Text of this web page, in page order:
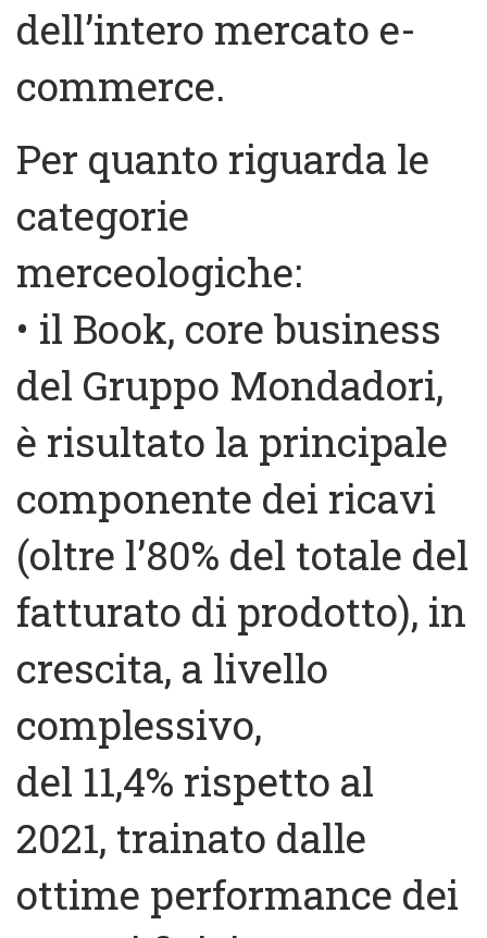
dell’intero mercato e-
commerce.
Per quanto riguarda le
categorie
merceologiche:
• il Book, core business
del Gruppo Mondadori,
è risultato la principale
componente dei ricavi
(oltre l’80% del totale del
fatturato di prodotto), in
crescita, a livello
complessivo,
del 11,4% rispetto al
2021, trainato dalle
ottime performance dei